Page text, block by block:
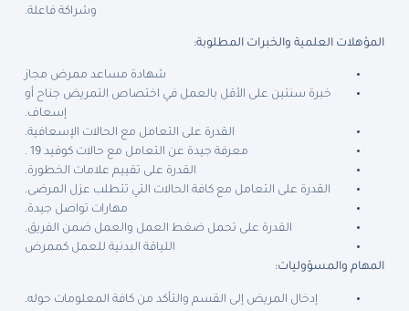
وشراكة فاعلة.
المؤهلات العلمية والخبرات المطلوبة:
شهادة مساعد ممرض مجاز
خبرة سنتين على الأقل بالعمل في اختصاص التمريض جناح أو
إسعاف.
القدرة على التعامل مع الحالات الإسعافية.
معرفة جيدة عن التعامل مع حالات كوفيد 19 .
القدرة على تقييم علامات الخطورة.
القدرة على التعامل مع كافة الحالات التي تتطلب عزل المرضى.
مهارات تواصل جيدة.
القدرة على تحمل ضغط العمل والعمل ضمن الفريق.
اللياقة البدنية للعمل كممرض
المهام والمسؤوليات:
إدخال المريض إلى القسم والتأكد من كافة المعلومات حوله.